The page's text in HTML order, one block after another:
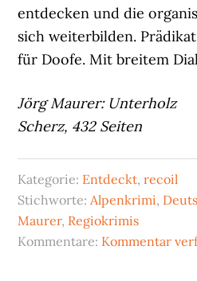
entdecken und die
sich weiterbilden.
für Doofe. Mit breitem
Jörg Maurer: Unterholz
Scherz, 432 Seiten
Kategorie: Entdeckt,recoil
Stichworte: Alpenkrimi,
Maurer, Regiokrimis
Kommentare: Kommentar